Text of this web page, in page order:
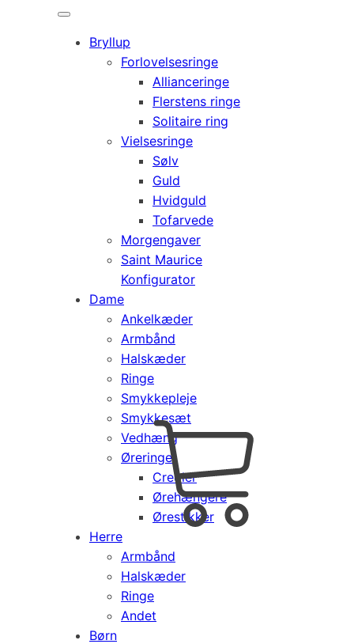
Bryllup
Forlovelsesringe
Allianceringe
Flerstens ringe
Solitaire ring
Vielsesringe
Sølv
Guld
Hvidguld
Tofarvede
Morgengaver
Saint Maurice
Konfigurator
Dame
Ankelkæder
Armbånd
Halskæder
Ringe
Smykkepleje
Smykkesæt
Vedhæng
Øreringe
Creoler
Ørehængere
Ørestikker
Herre
Armbånd
Halskæder
Ringe
Andet
Børn
Products